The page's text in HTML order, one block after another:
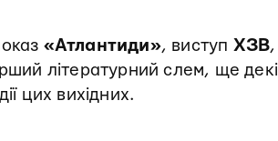
«Атлантиди», виступ ХЗВ
літературний слем, ще
цих вихідних.